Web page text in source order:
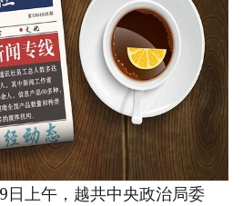
上午，越共中央政治局委